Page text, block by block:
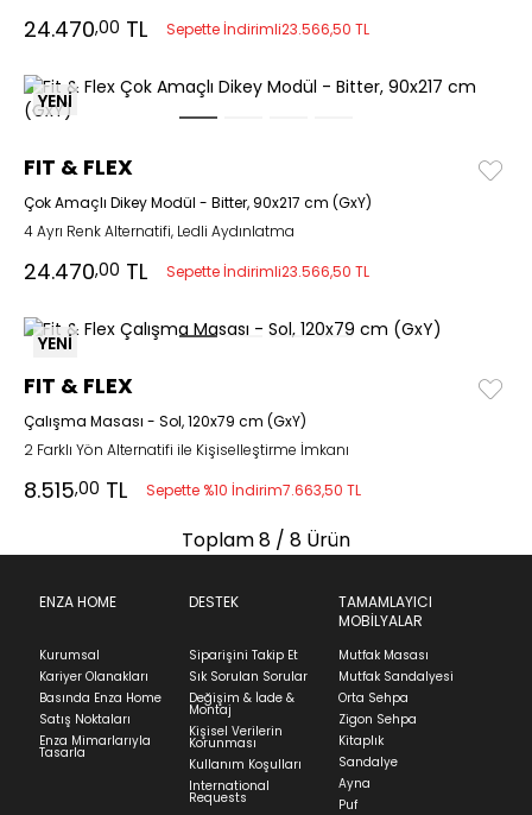
24.470,00 TL Sepette İndirimli23.566,50 TL
YENİ
FIT & FLEX
Çok Amaçlı Dikey Modül - Bitter, 90x217 cm (GxY)
4 Ayrı Renk Alternatifi, Ledli Aydınlatma
24.470,00 TL Sepette İndirimli23.566,50 TL
YENİ
FIT & FLEX
Çalışma Masası - Sol, 120x79 cm (GxY)
2 Farklı Yön Alternatifi ile Kişiselleştirme İmkanı
8.515,00 TL Sepette %10 İndirim7.663,50 TL
Toplam8 / 8 Ürün
ENZA HOME
Kurumsal
Kariyer Olanakları
Basında Enza Home
Satış Noktaları
Enza Mimarlarıyla
Tasarla
DESTEK
Siparişini Takip Et
Sık Sorulan Sorular
Değişim & İade &
Montaj
Kişisel Verilerin
Korunması
Kullanım Koşulları
International
Requests
TAMAMLAYICI
MOBİLYALAR
Mutfak Masası
Mutfak Sandalyesi
Orta Sehpa
Zigon Sehpa
Kitaplık
Sandalye
Ayna
Puf